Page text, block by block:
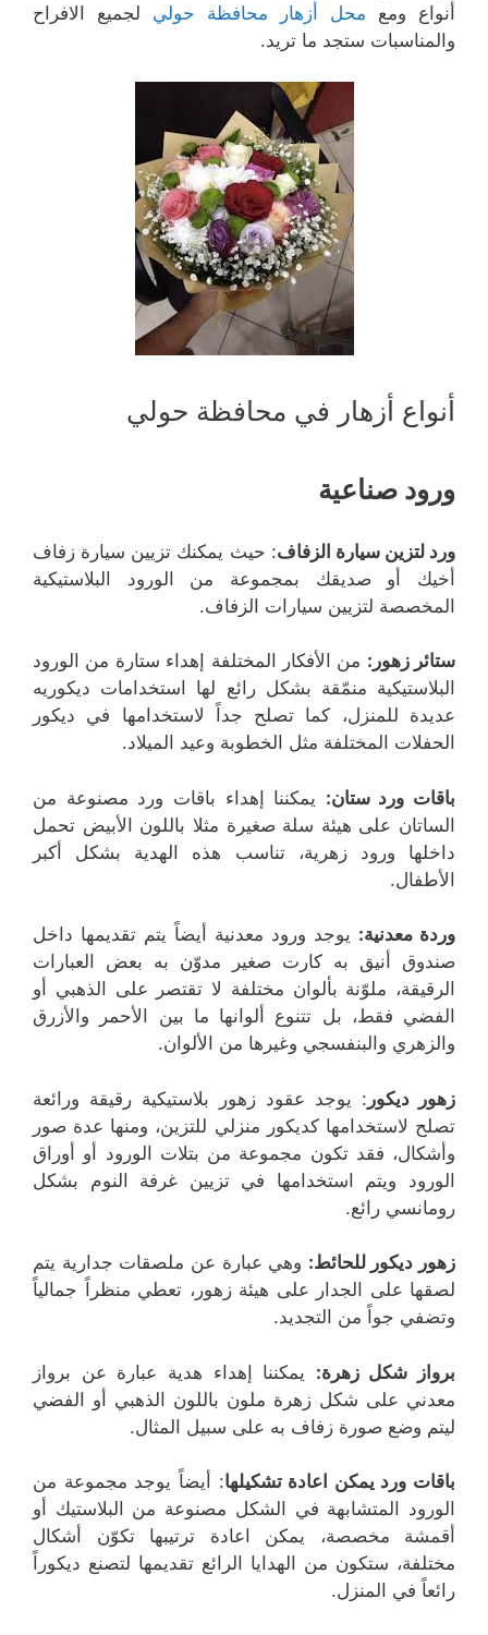
أنواع ومع محل أزهار محافظة حولي لجميع الافراح
والمناسبات ستجد ما تريد.
أنواع أزهار في محافظة حولي
ورود صناعية
ورد لتزين سيارة الزفاف: حيث يمكنك تزيين سيارة زفاف
أخيك أو صديقك بمجموعة من الورود البلاستيكية
المخصصة لتزيين سيارات الزفاف.
ستائر زهور: من الأفكار المختلفة إهداء ستارة من الورود
البلاستيكية منمّقة بشكل رائع لها استخدامات ديكوريه
عديدة للمنزل، كما تصلح جداً لاستخدامها في ديكور
الحفلات المختلفة مثل الخطوبة وعيد الميلاد.
باقات ورد ستان: يمكننا إهداء باقات ورد مصنوعة من
الساتان على هيئة سلة صغيرة مثلا باللون الأبيض تحمل
داخلها ورود زهرية، تناسب هذه الهدية بشكل أكبر
الأطفال.
وردة معدنية: يوجد ورود معدنية أيضاً يتم تقديمها داخل
صندوق أنيق به كارت صغير مدوّن به بعض العبارات
الرقيقة، ملوّنة بألوان مختلفة لا تقتصر على الذهبي أو
الفضي فقط، بل تتنوع ألوانها ما بين الأحمر والأزرق
والزهري والبنفسجي وغيرها من الألوان.
زهور ديكور : يوجد عقود زهور بلاستيكية رقيقة ورائعة
تصلح لاستخدامها كديكور منزلي للتزين، ومنها عدة صور
وأشكال، فقد تكون مجموعة من بتلات الورود أو أوراق
الورود ويتم استخدامها في تزيين غرفة النوم بشكل
رومانسي رائع.
زهور ديكور للحائط: وهي عبارة عن ملصقات جدارية يتم
لصقها على الجدار على هيئة زهور، تعطي منظراً جمالياً
وتضفي جواً من التجديد.
برواز شكل زهرة: يمكننا إهداء هدية عبارة عن برواز
معدني على شكل زهرة ملون باللون الذهبي أو الفضي
ليتم وضع صورة زفاف به على سبيل المثال.
باقات ورد يمكن اعادة تشكيلها: أيضاً يوجد مجموعة من
الورود المتشابهة في الشكل مصنوعة من البلاستيك أو
أقمشة مخصصة، يمكن اعادة ترتيبها تكوّن أشكال
مختلفة، ستكون من الهدايا الرائع تقديمها لتصنع ديكوراً
رائعاً في المنزل.